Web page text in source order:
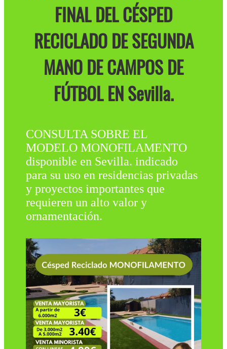
FINAL DEL CÉSPED
RECICLADO DE SEGUNDA
MANO DE CAMPOS DE
FÚTBOL EN Sevilla.
CONSULTA SOBRE EL
MODELO MONOFILAMENTO
disponible en Sevilla. indicado
para su uso en residencias privadas
y proyectos importantes que
requieren un alto valor y
ornamentación.